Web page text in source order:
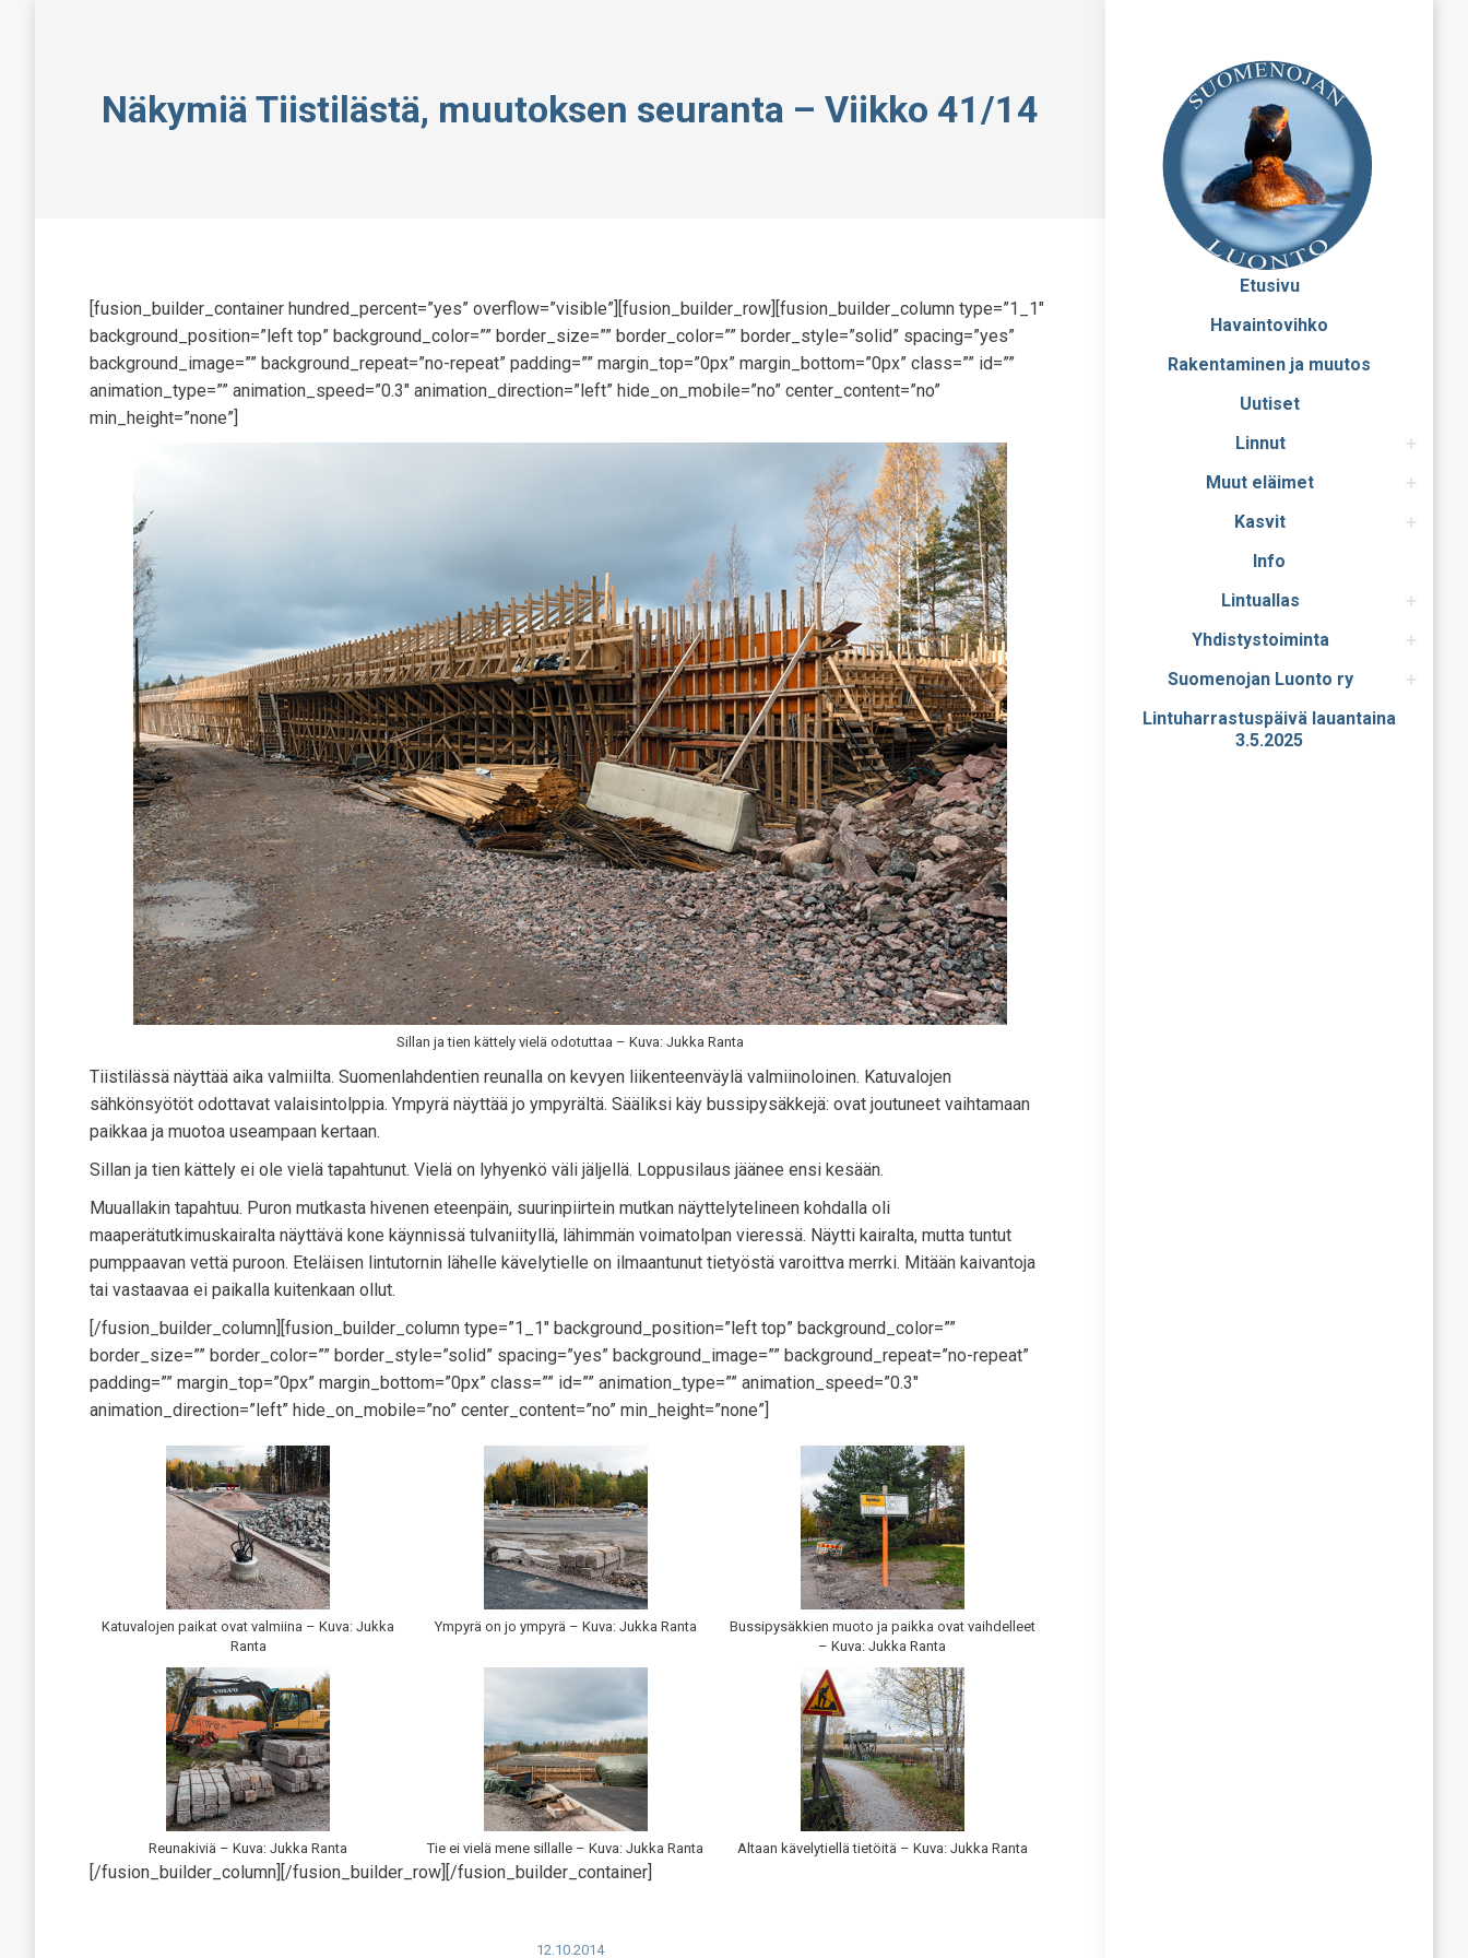
Etusivu
Havaintovihko
Rakentaminen ja muutos
Uutiset
Linnut
Muut eläimet
Kasvit
Info
Lintuallas
Yhdistystoiminta
Suomenojan Luonto ry
Lintuharrastuspäivä lauantaina
3.5.2025
Näkymiä Tiistilästä, muutoksen seuranta – Viikko 41/14
[fusion_builder_container hundred_percent=”yes” overflow=”visible”][fusion_builder_row][fusion_builder_column type=”1_1″
background_position=”left top” background_color=”” border_size=”” border_color=”” border_style=”solid” spacing=”yes”
background_image=”” background_repeat=”no-repeat” padding=”” margin_top=”0px” margin_bottom=”0px” class=”” id=””
animation_type=”” animation_speed=”0.3″ animation_direction=”left” hide_on_mobile=”no” center_content=”no”
min_height=”none”]
Sillan ja tien kättely vielä odotuttaa – Kuva: Jukka Ranta
Tiistilässä näyttää aika valmiilta. Suomenlahdentien reunalla on kevyen liikenteenväylä valmiinoloinen. Katuvalojen
sähkönsyötöt odottavat valaisintolppia. Ympyrä näyttää jo ympyrältä. Sääliksi käy bussipysäkkejä: ovat joutuneet vaihtamaan
paikkaa ja muotoa useampaan kertaan.
Sillan ja tien kättely ei ole vielä tapahtunut. Vielä on lyhyenkö väli jäljellä. Loppusilaus jäänee ensi kesään.
Muuallakin tapahtuu. Puron mutkasta hivenen eteenpäin, suurinpiirtein mutkan näyttelytelineen kohdalla oli
maaperätutkimuskairalta näyttävä kone käynnissä tulvaniityllä, lähimmän voimatolpan vieressä. Näytti kairalta, mutta tuntut
pumppaavan vettä puroon. Eteläisen lintutornin lähelle kävelytielle on ilmaantunut tietyöstä varoittva merrki. Mitään kaivantoja
tai vastaavaa ei paikalla kuitenkaan ollut.
[/fusion_builder_column][fusion_builder_column type=”1_1″ background_position=”left top” background_color=””
border_size=”” border_color=”” border_style=”solid” spacing=”yes” background_image=”” background_repeat=”no-repeat”
padding=”” margin_top=”0px” margin_bottom=”0px” class=”” id=”” animation_type=”” animation_speed=”0.3″
animation_direction=”left” hide_on_mobile=”no” center_content=”no” min_height=”none”]
Katuvalojen paikat ovat valmiina – Kuva: Jukka
Ranta
Ympyrä on jo ympyrä – Kuva: Jukka Ranta
Bussipysäkkien muoto ja paikka ovat vaihdelleet
– Kuva: Jukka Ranta
Reunakiviä – Kuva: Jukka Ranta Tie ei vielä mene sillalle – Kuva: Jukka Ranta Altaan kävelytiellä tietöitä – Kuva: Jukka Ranta
[/fusion_builder_column][/fusion_builder_row][/fusion_builder_container]
12.10.2014